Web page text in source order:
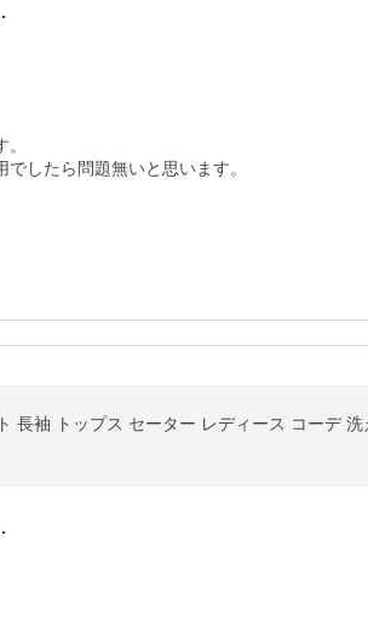
したら問題無いと思います。
長袖 トップス セーター レディース コーデ